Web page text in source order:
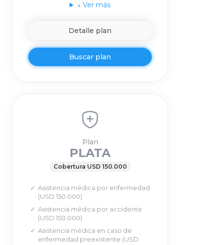
↓ Ver más
Detalle plan
Buscar plan
Plan
PLATA
Cobertura USD 150.000
Asistencia médica por enfermedad
(USD 150.000)
Asistencia médica por accidente
(USD 150.000)
Asistencia médica en caso de
enfermedad preexistente (USD